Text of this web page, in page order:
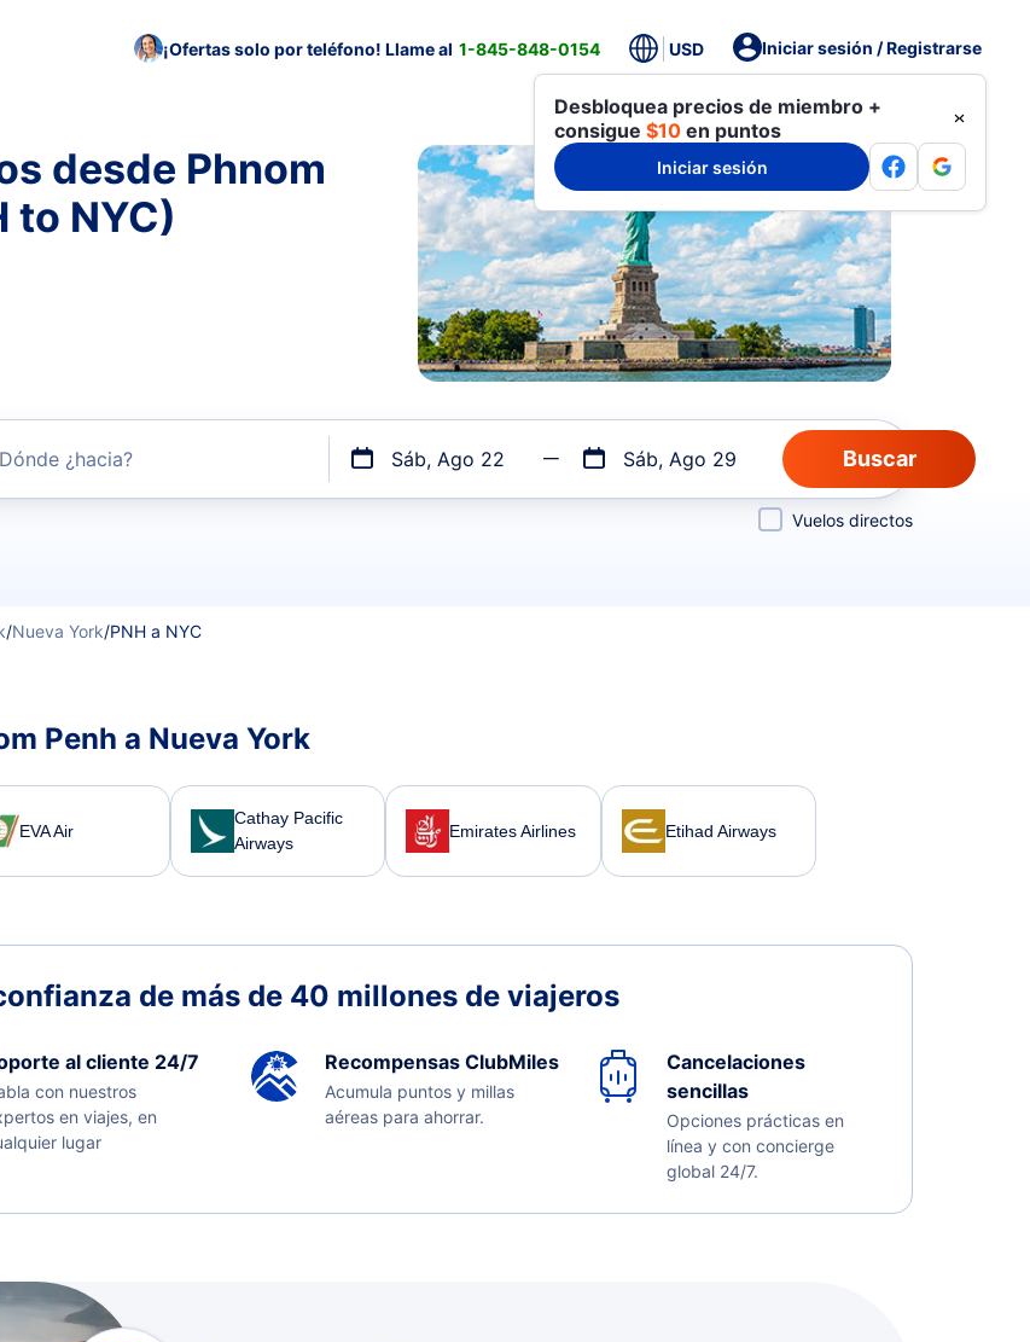
¡Ofertas solo por teléfono! Llame al 1-845-848-0154 USD Iniciar sesión / Registrarse
Desbloquea precios de miembro +
consigue $10 en puntos
Iniciar sesión
desde Phnom
to NYC)
Dónde ¿hacia? Sáb, Ago 22 Sáb, Ago 29
vuelos directos
Vuelos directos
/Nueva York/PNH a NYC
Penh a Nueva York
EVA Air
Cathay Pacific
Airways
Emirates Airlines Etihad Airways
de más de 40 millones de viajeros
al cliente 24/7
con nuestros
en viajes, en
lugar
Recompensas ClubMiles
Acumula puntos y millas
aéreas para ahorrar.
Cancelaciones
sencillas
Opciones prácticas en
línea y con concierge
global 24/7.